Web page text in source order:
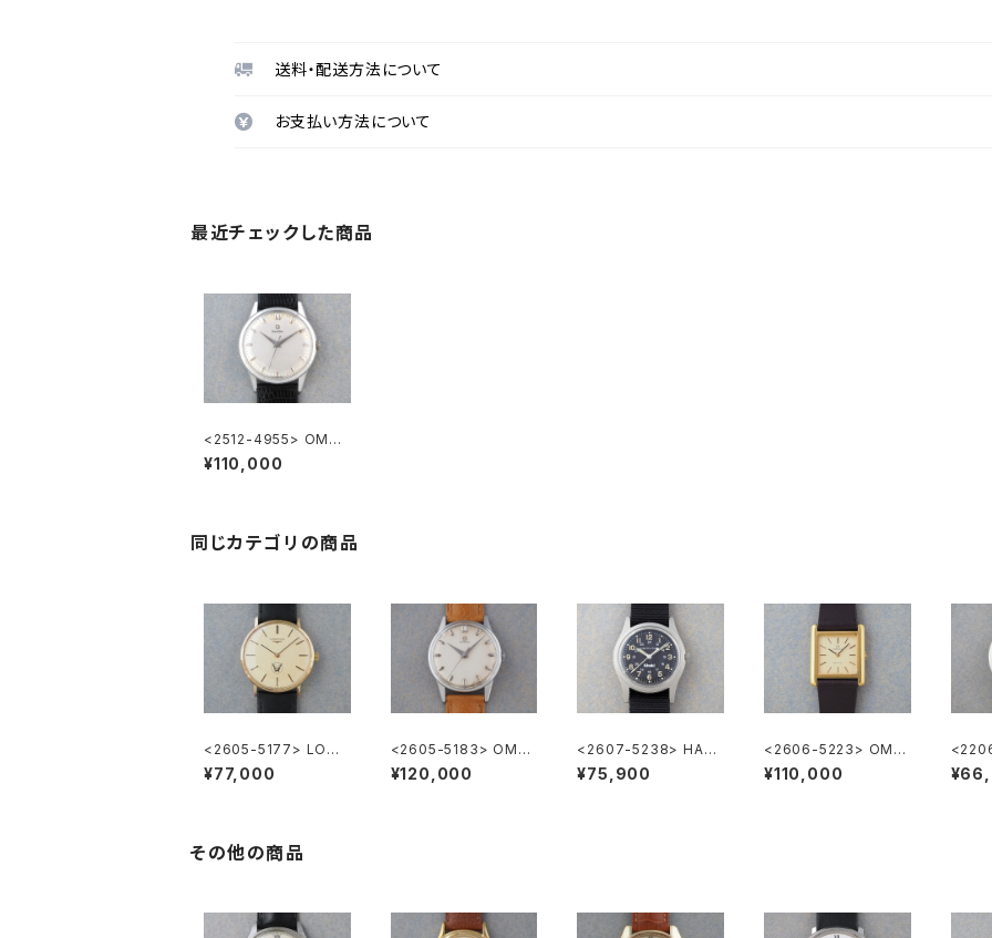
送料・配送方法について
お支払い方法について
最近チェックした商品
<2512-4955> OMEG
A "30mm" Cal.285
¥110,000
同じカテゴリの商品
<2605-5177> LONG
INES ”大正製薬”
¥77,000
<2605-5183> OME
GA ”Cal.285"
¥120,000
<2607-5238> HAMI
LTON Khaki
¥75,900
<2606-5223> OME
GA DE VILLE
¥110,000
その他の商品